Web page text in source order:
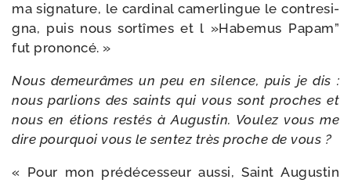
ma signa­ture, le car­di­nal camer­lingue le contre­si­
gna, puis nous sor­tîmes et l »Habemus Papam”
fut prononcé. »
Nous demeu­râmes un peu en silence, puis je dis :
nous par­lions des saints qui vous sont proches et
nous en étions res­tés à Augustin. Voulez vous me
dire pour­quoi vous le sen­tez très proche de vous ?
« Pour mon pré­dé­ces­seur aus­si, Saint Augustin